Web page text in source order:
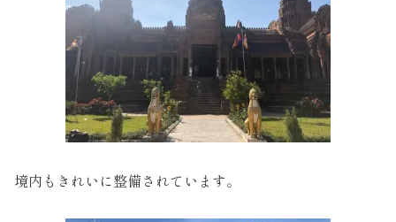
境内もきれいに整備されています。